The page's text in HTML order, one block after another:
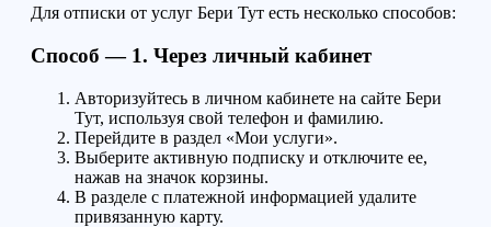
Для отписки от услуг Бери Тут есть несколько способов:
Способ — 1. Через личный кабинет
Авторизуйтесь в личном кабинете на сайте Бери
Тут, используя свой телефон и фамилию.
Перейдите в раздел «Мои услуги».
Выберите активную подписку и отключите ее,
нажав на значок корзины.
В разделе с платежной информацией удалите
привязанную карту.